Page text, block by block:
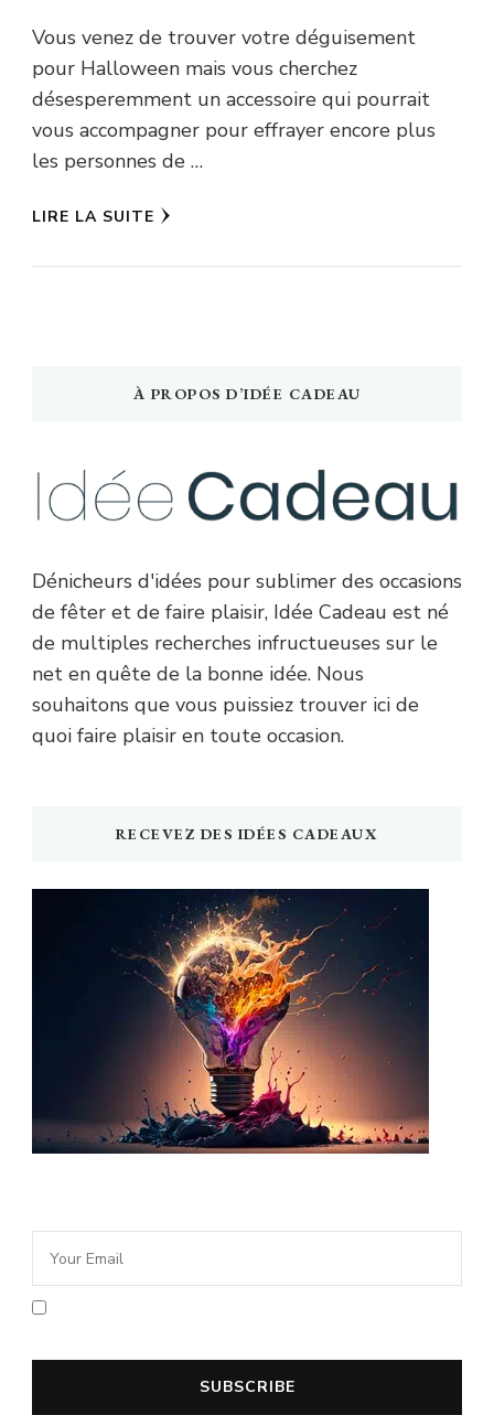
Vous venez de trouver votre déguisement
pour Halloween mais vous cherchez
désesperemment un accessoire qui pourrait
vous accompagner pour effrayer encore plus
les personnes de …
LIRE LA SUITE
À PROPOS D’IDÉE CADEAU
Dénicheurs d'idées pour sublimer des occasions
de fêter et de faire plaisir, Idée Cadeau est né
de multiples recherches infructueuses sur le
net en quête de la bonne idée. Nous
souhaitons que vous puissiez trouver ici de
quoi faire plaisir en toute occasion.
RECEVEZ DES IDÉES CADEAUX